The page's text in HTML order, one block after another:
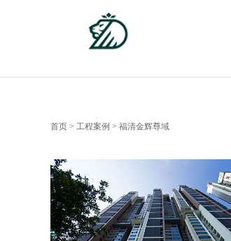
首页 > 工程案例 > 福清金辉尊域